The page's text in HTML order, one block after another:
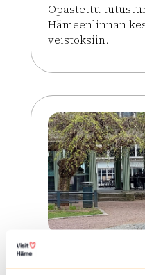
Opastettu
Hämeenlinnan
veistoksiin.